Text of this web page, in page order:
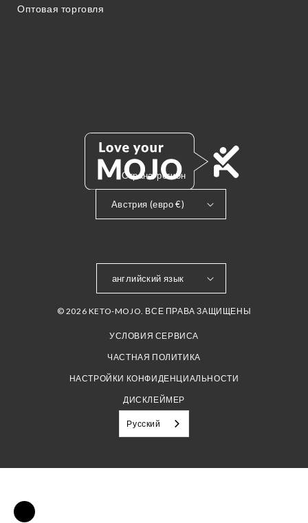
Оптовая торговля
Страна/регион
Австрия (евро €)
английский язык
© 2026 KETO-MOJO. ВСЕ ПРАВА ЗАЩИЩЕНЫ
УСЛОВИЯ СЕРВИСА
ЧАСТНАЯ ПОЛИТИКА
НАСТРОЙКИ КОНФИДЕНЦИАЛЬНОСТИ
ДИСКЛЕЙМЕР
Русский